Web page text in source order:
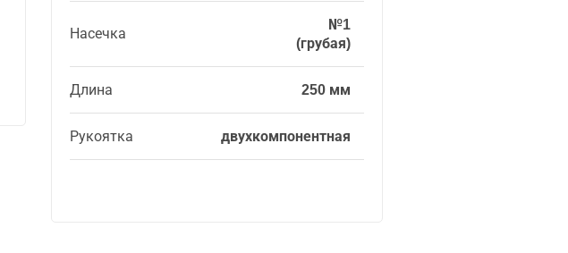
Насечка
№1
(грубая)
Длина 250 мм
Рукоятка двухкомпонентная